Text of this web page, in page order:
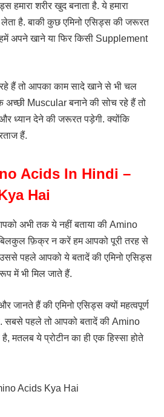
हमारा शरीर खुद बनाता है. ये हमारा
लेता है. बाकी कुछ एमिनो एसिड्स की जरूरत
हमें अपने खाने या फिर किसी Supplement
हैं तो आपका काम सादे खाने से भी चल
Muscular बनाने की सोच रहे हैं तो
ध्यान देने की जरूरत पड़ेगी. क्योंकि
हैं.
Acids In Hindi –
Hai
अभी तक ये नहीं बताया की Amino
फ़िक्र न करें हम आपको पूरी तरह से
पहले आपको ये बतादें की एमिनो एसिड्स
में भी मिल जाते हैं.
जानते हैं की एमिनो एसिड्स क्यों महत्वपूर्ण
सबसे पहले तो आपको बतादें की Amino
मतलब ये प्रोटीन का ही एक हिस्सा होते